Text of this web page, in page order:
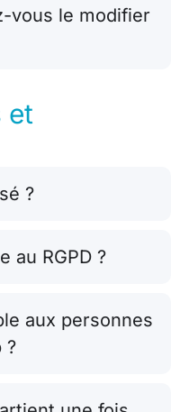
vous le modifier
et
?
au RGPD ?
aux personnes
?